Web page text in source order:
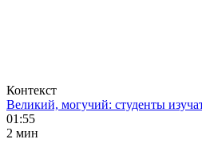
Контекст
Великий, могучий: студенты
01:55
2 мин